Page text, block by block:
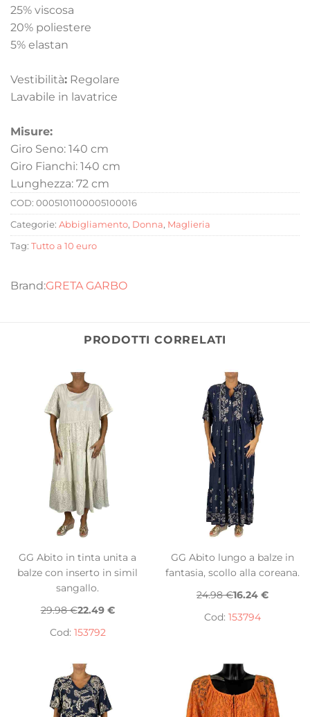
25% viscosa
20% poliestere
5% elastan
Vestibilità: Regolare
Lavabile in lavatrice
Misure:
Giro Seno: 140 cm
Giro Fianchi: 140 cm
Lunghezza: 72 cm
COD: 0005101100005100016
Categorie: Abbigliamento, Donna, Maglieria
Tag: Tutto a 10 euro
GRETA GARBO
PRODOTTI CORRELATI
GG Abito in tinta unita a
balze con inserto in simil
sangallo.
29.98 €22.49 €
Cod: 153792
GG Abito lungo a balze in
fantasia, scollo alla coreana.
24.98 €16.24 €
Cod: 153794